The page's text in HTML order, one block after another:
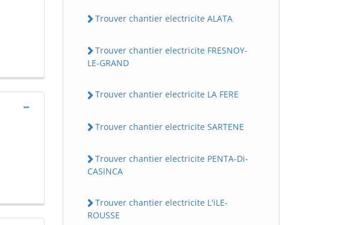
Trouver chantier electricite ALATA
Trouver chantier electricite FRESNOY-
LE-GRAND
Trouver chantier electricite LA FERE
Trouver chantier electricite SARTENE
Trouver chantier electricite PENTA-Di-
CASiNCA
Trouver chantier electricite L'iLE-
ROUSSE